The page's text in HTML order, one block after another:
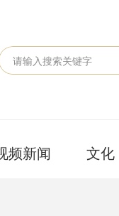
频新闻 文化